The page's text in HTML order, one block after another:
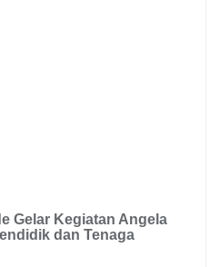
Gelar Kegiatan Angela
dan Tenaga